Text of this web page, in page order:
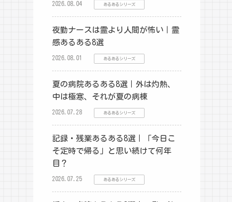
2026.08.04 あるあるシリーズ
夜勤ナースは霊より人間が怖い｜霊
感あるある8選
2026.08.01 あるあるシリーズ
夏の病院あるある8選｜外は灼熱、
中は極寒、それが夏の病棟
2026.07.28 あるあるシリーズ
記録・残業あるある8選｜「今日こ
そ定時で帰る」と思い続けて何年
目？
2026.07.25 あるあるシリーズ